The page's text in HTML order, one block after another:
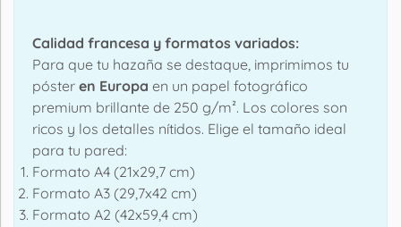
Calidad francesa y formatos variados:
Para que tu hazaña se destaque, imprimimos tu
póster en Europa en un papel fotográfico
premium brillante de 250 g/m². Los colores son
ricos y los detalles nítidos. Elige el tamaño ideal
para tu pared:
Formato A4 (21x29,7 cm)
Formato A3 (29,7x42 cm)
Formato A2 (42x59,4 cm)